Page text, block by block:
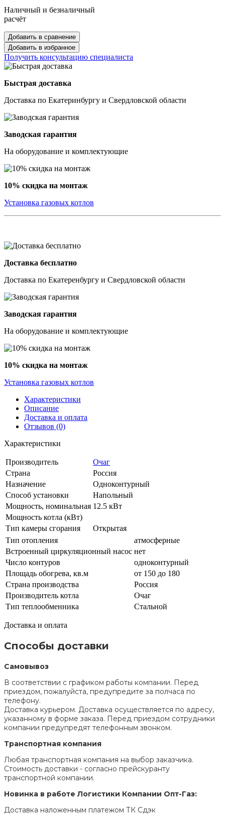
Наличный и безналичный
расчёт
Добавить в сравнение
Добавить в избранное
Получить консультацию специалиста
Быстрая доставка
Доставка по Екатеринбургу и Свердловской области
Заводская гарантия
На оборудование и комплектующие
10% скидка на монтаж
Установка газовых котлов
Доставка бесплатно
Доставка по Екатеренбургу и Свердловской области
Заводская гарантия
На оборудование и комплектующие
10% скидка на монтаж
Установка газовых котлов
Характеристики
Описание
Доставка и оплата
Отзывов (0)
Характеристики
Производитель
Очаг
Страна
Россия
Назначение
Одноконтурный
Способ установки
Напольный
Мощность, номинальная 12.5 кВт
Мощность котла (кВт)
Тип камеры сгорания
Открытая
Тип отопления
атмосферные
Встроенный циркуляционный насос нет
Число контуров
одноконтурный
Площадь обогрева, кв.м
от 150 до 180
Страна производства
Россия
Производитель котла
Очаг
Тип теплообменника
Стальной
Доставка и оплата
Способы доставки
Самовывоз
В соответствии с графиком работы компании. Перед
приездом, пожалуйста, предупредите за полчаса по
телефону.
Доставка курьером. Доставка осуществляется по адресу,
указанному в форме заказа. Перед приездом сотрудники
компании предупредят телефонным звонком.
Транспортная компания
Любая транспортная компания на выбор заказчика.
Стоимость доставки - согласно прейскуранту
транспортной компании.
Новинка в работе Логистики Компании Опт-Газ:
Доставка наложенным платежом ТК Сдэк